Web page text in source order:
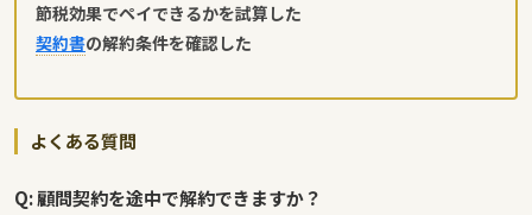
節税効果でペイできるかを試算した
契約書の解約条件を確認した
よくある質問
Q: 顧問契約を途中で解約できますか？